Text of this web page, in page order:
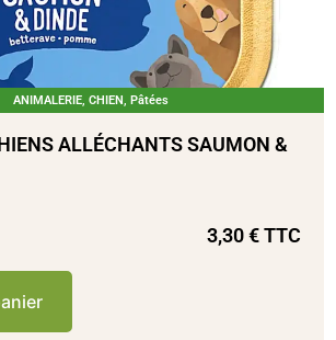
ANIMALERIE, CHIEN, Pâtées
ALLÉCHANTS SAUMON &
3,30€TTC